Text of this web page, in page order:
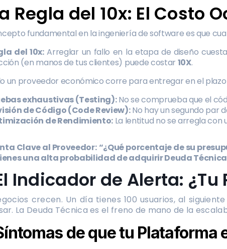
Regla del 10x: El Costo
fundamental en la ingeniería de software es que
del 10x:Arreglar un fallo en la etapa de diseño cuesta
(en manos de tus clientes) puede costar 10X.
un proveedor económico corre para entregar en el
exhaustivas (Testing):No se comprueba que el
de Código (Code Review):No hay un segundo par
de Rendimiento: La lentitud no se arregla con
Clave al Proveedor: “¿Qué porcentaje de su
una alta probabilidad de adquirir Deuda
Indicador de Alerta:
crecen. Un día tienes 100 usuarios, al
La Deuda Técnica es el freno de mano de la
de que tu Plataforma